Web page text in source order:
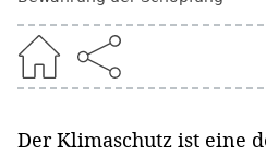
Der Klimaschutz ist eine